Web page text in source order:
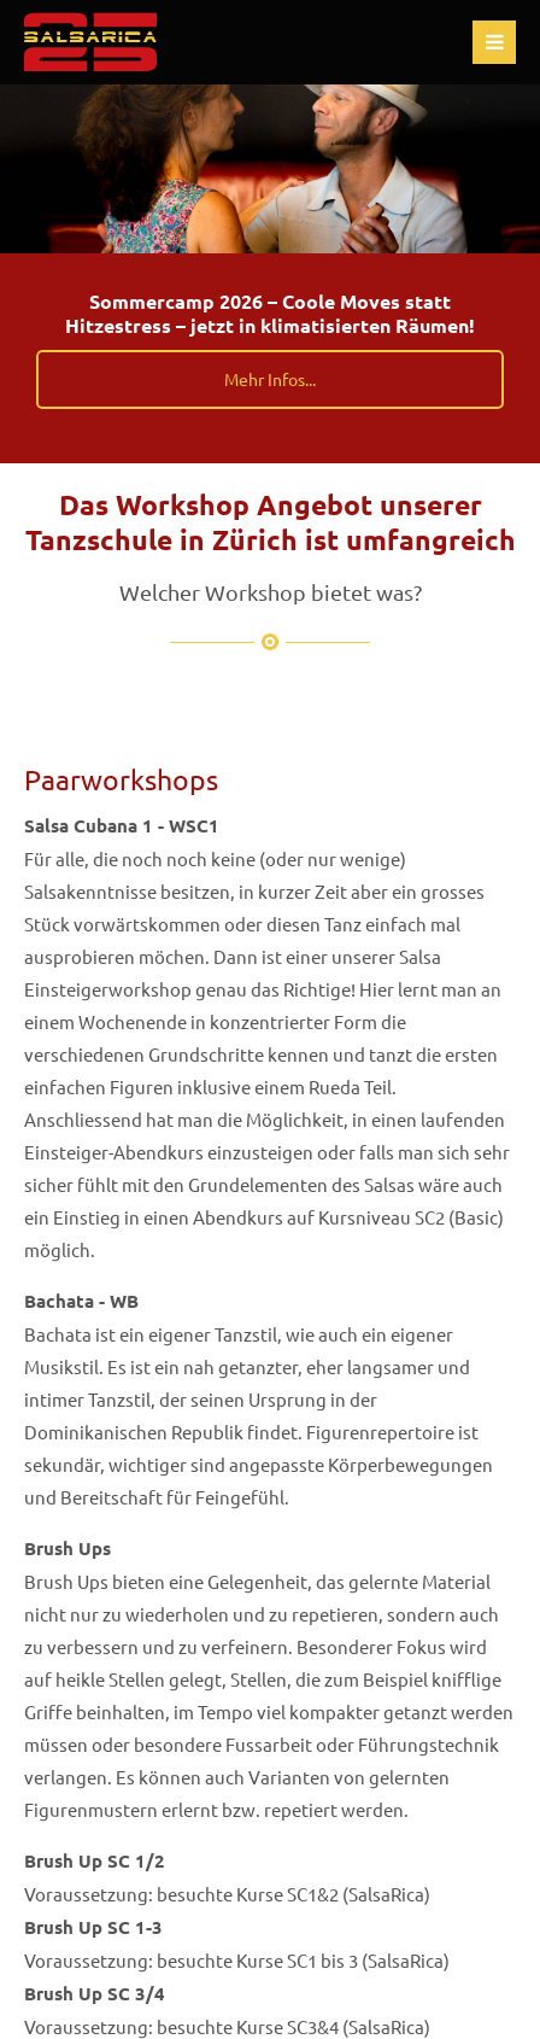
Sommercamp 2026 – Coole Moves statt
Hitzestress – jetzt in klimatisierten Räumen!
Mehr Infos...
Das Workshop Angebot unserer
Tanzschule in Zürich ist umfangreich
Welcher Workshop bietet was?
Paarworkshops
Salsa Cubana 1 - WSC1
Für alle, die noch noch keine (oder nur wenige)
Salsakenntnisse besitzen, in kurzer Zeit aber ein grosses
Stück vorwärtskommen oder diesen Tanz einfach mal
ausprobieren möchen. Dann ist einer unserer Salsa
Einsteigerworkshop genau das Richtige! Hier lernt man an
einem Wochenende in konzentrierter Form die
verschiedenen Grundschritte kennen und tanzt die ersten
einfachen Figuren inklusive einem Rueda Teil.
Anschliessend hat man die Möglichkeit, in einen laufenden
Einsteiger-Abendkurs einzusteigen oder falls man sich sehr
sicher fühlt mit den Grundelementen des Salsas wäre auch
ein Einstieg in einen Abendkurs auf Kursniveau SC2 (Basic)
möglich.
Bachata - WB
Bachata ist ein eigener Tanzstil, wie auch ein eigener
Musikstil. Es ist ein nah getanzter, eher langsamer und
intimer Tanzstil, der seinen Ursprung in der
Dominikanischen Republik findet. Figurenrepertoire ist
sekundär, wichtiger sind angepasste Körperbewegungen
und Bereitschaft für Feingefühl.
Brush Ups
Brush Ups bieten eine Gelegenheit, das gelernte Material
nicht nur zu wiederholen und zu repetieren, sondern auch
zu verbessern und zu verfeinern. Besonderer Fokus wird
auf heikle Stellen gelegt, Stellen, die zum Beispiel knifflige
Griffe beinhalten, im Tempo viel kompakter getanzt werden
müssen oder besondere Fussarbeit oder Führungstechnik
verlangen. Es können auch Varianten von gelernten
Figurenmustern erlernt bzw. repetiert werden.
Brush Up SC 1/2
Voraussetzung: besuchte Kurse SC1&2 (SalsaRica)
Brush Up SC 1-3
Voraussetzung: besuchte Kurse SC1 bis 3 (SalsaRica)
Brush Up SC 3/4
Voraussetzung: besuchte Kurse SC3&4 (SalsaRica)